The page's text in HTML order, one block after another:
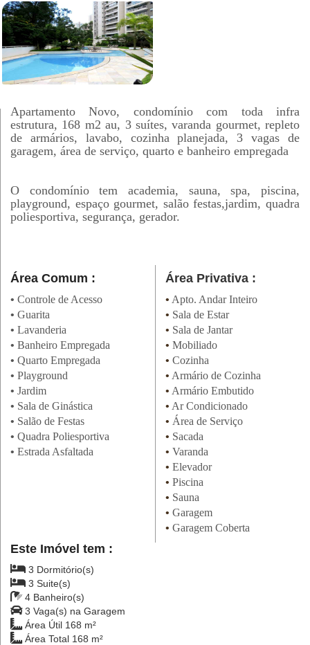
Apartamento Novo, condomínio com toda infra
estrutura, 168 m2 au, 3 suítes, varanda gourmet, repleto
de armários, lavabo, cozinha planejada, 3 vagas de
garagem, área de serviço, quarto e banheiro empregada
O condomínio tem academia, sauna, spa, piscina,
playground, espaço gourmet, salão festas,jardim, quadra
poliesportiva, segurança, gerador.
Área Comum :
• Controle de Acesso
• Guarita
• Lavanderia
• Banheiro Empregada
• Quarto Empregada
• Playground
• Jardim
• Sala de Ginástica
• Salão de Festas
• Quadra Poliesportiva
• Estrada Asfaltada
Área Privativa :
• Apto. Andar Inteiro
• Sala de Estar
• Sala de Jantar
• Mobiliado
• Cozinha
• Armário de Cozinha
• Armário Embutido
• Ar Condicionado
• Área de Serviço
• Sacada
• Varanda
• Elevador
• Piscina
• Sauna
• Garagem
• Garagem Coberta
Este Imóvel tem :
3 Dormitório(s)
3 Suite(s)
4 Banheiro(s)
3 Vaga(s) na Garagem
Área Útil 168 m²
Área Total 168 m²